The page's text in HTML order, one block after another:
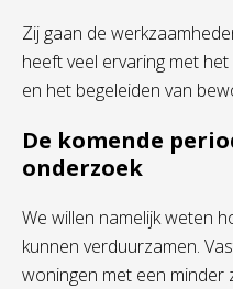
Zij gaan de
heeft veel ervaring met
en het begeleiden van
De komende
onderzoek
We willen namelijk weten
kunnen verduurzamen.
woningen met een minder